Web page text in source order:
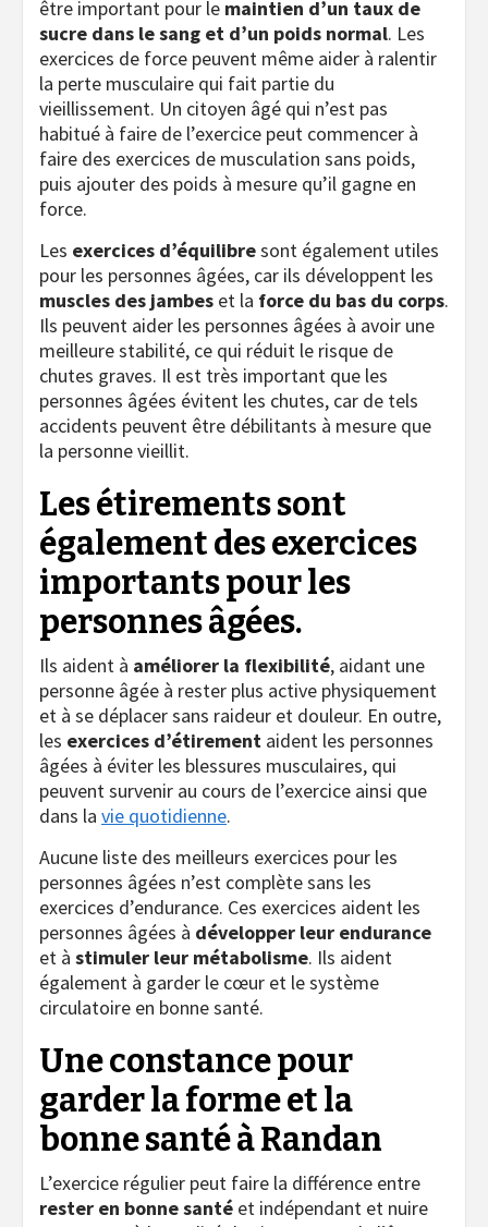
être important pour le maintien d’un taux de
sucre dans le sang et d’un poids normal. Les
exercices de force peuvent même aider à ralentir
la perte musculaire qui fait partie du
vieillissement. Un citoyen âgé qui n’est pas
habitué à faire de l’exercice peut commencer à
faire des exercices de musculation sans poids,
puis ajouter des poids à mesure qu’il gagne en
force.
Les exercices d’équilibresont également utiles
pour les personnes âgées, car ils développent les
muscles des jambes et la force du bas du corps.
Ils peuvent aider les personnes âgées à avoir une
meilleure stabilité, ce qui réduit le risque de
chutes graves. Il est très important que les
personnes âgées évitent les chutes, car de tels
accidents peuvent être débilitants à mesure que
la personne vieillit.
Les étirements sont
également des exercices
importants pour les
personnes âgées.
Ils aident à améliorer la flexibilité, aidant une
personne âgée à rester plus active physiquement
et à se déplacer sans raideur et douleur. En outre,
les exercices d’étirement aident les personnes
âgées à éviter les blessures musculaires, qui
peuvent survenir au cours de l’exercice ainsi que
dans la vie quotidienne.
Aucune liste des meilleurs exercices pour les
personnes âgées n’est complète sans les
exercices d’endurance. Ces exercices aident les
personnes âgées à développer leur endurance
et à stimuler leur métabolisme. Ils aident
également à garder le cœur et le système
circulatoire en bonne santé.
Une constance pour
garder la forme et la
bonne santé à Randan
L’exercice régulier peut faire la différence entre
rester en bonne santé et indépendant et nuire